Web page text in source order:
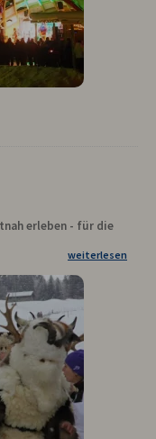
erleben - für die
weiterlesen